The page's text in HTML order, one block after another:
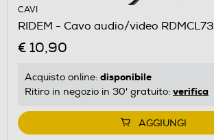
CAVI
RIDEM - Cavo audio/video RDMCL73
€ 10,90
Acquisto online: disponibile
Ritiro in negozio in 30' gratuito: verifica
AGGIUNGI